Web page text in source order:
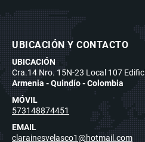
UBICACIÓN Y CONTACTO
UBICACIÓN
Cra.14 Nro. 15N-23 Local 107
Armenia - Quindío - Colombia
MÓVIL
573148874451
EMAIL
clarainesvelasco1@hotmail.com